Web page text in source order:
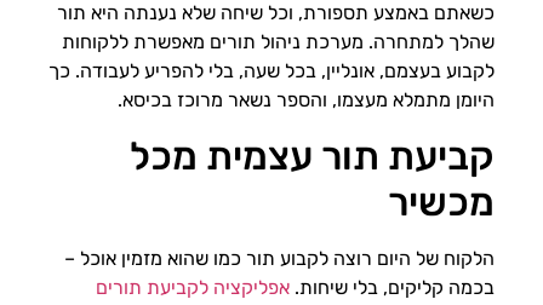
כשאתם באמצע תספורת, וכל שיחה שלא נענתה היא תור
שהלך למתחרה. מערכת ניהול תורים מאפשרת ללקוחות
לקבוע בעצמם, אונליין, בכל שעה, בלי להפריע לעבודה. כך
היומן מתמלא מעצמו, והספר נשאר מרוכז בכיסא.
קביעת תור עצמית מכל
מכשיר
הלקוח של היום רוצה לקבוע תור כמו שהוא מזמין אוכל –
בכמה קליקים, בלי שיחות. אפליקציה לקביעת תורים